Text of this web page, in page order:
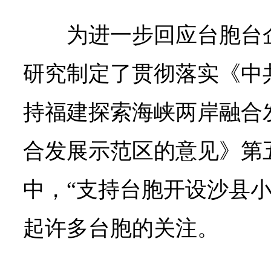
为进一步回应台胞
研究制定了贯彻落实《
持福建探索海峡两岸融
合发展示范区的意见》
中，“支持台胞开设沙县
起许多台胞的关注。